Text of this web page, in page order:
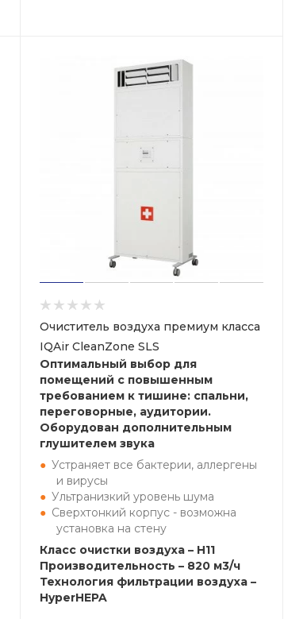
Очиститель воздуха премиум класса
IQAir CleanZone SLS
Оптимальный выбор для
помещений с повышенным
требованием к тишине: спальни,
переговорные, аудитории.
Оборудован дополнительным
глушителем звука
Устраняет все бактерии, аллергены
и вирусы
Ультранизкий уровень шума
Сверхтонкий корпус - возможна
установка на стену
Класс очистки воздуха – H11
Производительность – 820 м3/ч
Технология фильтрации воздуха –
HyperHEPA